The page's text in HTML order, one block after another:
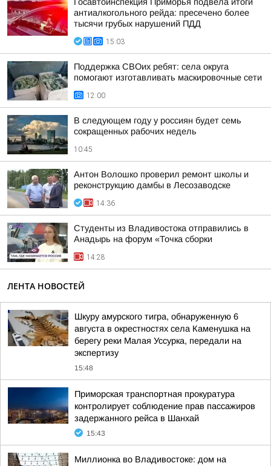
антиалкогольного рейда: пресечено более
тысячи грубых нарушений ПДД
15:03
Поддержка СВОих ребят: села округа
помогают изготавливать маскировочные сети
12:00
В следующем году у россиян будет семь
сокращенных рабочих недель
10:45
Антон Волошко проверил ремонт школы и
реконструкцию дамбы в Лесозаводске
14:36
Студенты из Владивостока отправились в
Анадырь на форум «Точка сборки
14:28
ЛЕНТА НОВОСТЕЙ
Шкуру амурского тигра, обнаруженную 6
августа в окрестностях села Каменушка на
берегу реки Малая Уссурка, передали на
экспертизу
15:48
Приморская транспортная прокуратура
контролирует соблюдение прав пассажиров
задержанного рейса в Шанхай
15:43
Миллионка во Владивостоке: дом на